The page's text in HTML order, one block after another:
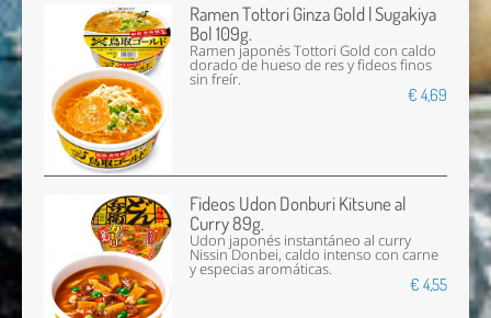
Ramen Tottori Ginza Gold | Sugakiya
Bol 109g.
Ramen japonés Tottori Gold con caldo
dorado de hueso de res y fideos finos
sin freír.
€ 4,69
Fideos Udon Donburi Kitsune al
Curry 89g.
Udon japonés instantáneo al curry
Nissin Donbei, caldo intenso con carne
y especias aromáticas.
€ 4,55